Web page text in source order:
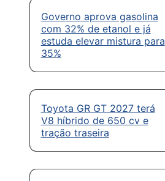
Governo aprova gasolina
com 32% de etanol e já
estuda elevar mistura para
35%
Toyota GR GT 2027 terá
V8 híbrido de 650 cv e
tração traseira